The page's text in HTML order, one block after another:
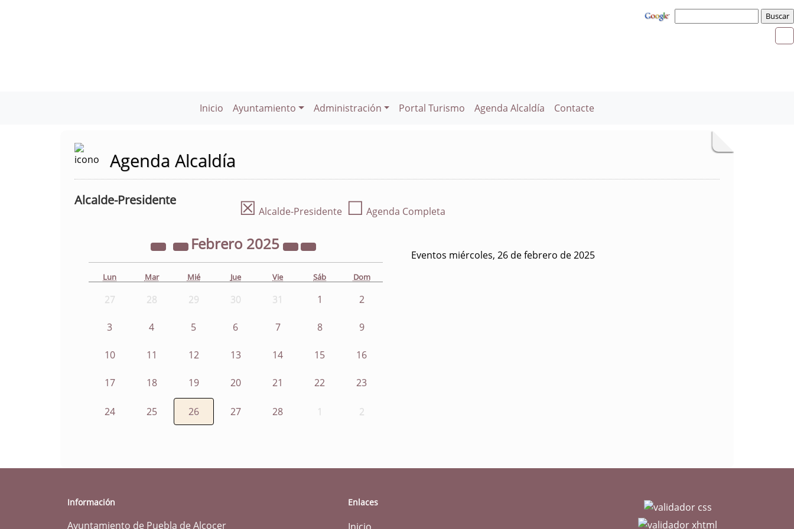
Inicio Ayuntamiento Administración Portal Turismo Agenda Alcaldía Contacte
Agenda Alcaldía
Alcalde-Presidente ☒ Alcalde-Presidente ☐ Agenda Completa
Febrero 2025
Lun Mar Mié Jue Vie Sáb Dom
27 28 29 30 31 1 2
3 4 5 6 7 8 9
10 11 12 13 14 15 16
17 18 19 20 21 22 23
24 25 26 27 28 1 2
Eventos miércoles, 26 de febrero de 2025
Información
Ayuntamiento de Puebla de Alcocer
Enlaces